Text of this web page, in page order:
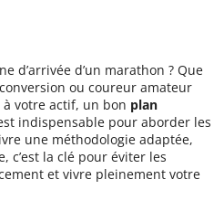
d’arrivée d’un marathon ? Que
ou coureur amateur
votre actif, un bon plan
indispensable pour aborder les
une méthodologie adaptée,
c’est la clé pour éviter les
et vivre pleinement votre